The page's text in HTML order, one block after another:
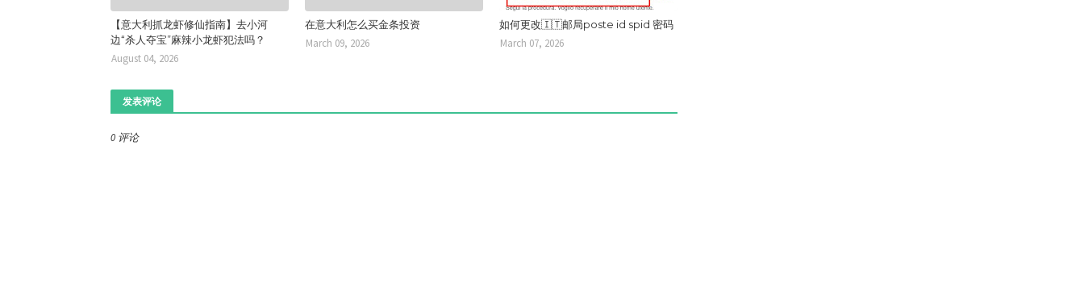
【意大利抓龙虾修仙指南】去小河
边“杀人夺宝”麻辣小龙虾犯法吗？
August 04, 2026
在意大利怎么买金条投资
March 09, 2026
如何更改🇮🇹邮局poste id spid 密码
March 07, 2026
发表评论
0 评论